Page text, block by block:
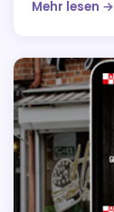
Mehr lesen →